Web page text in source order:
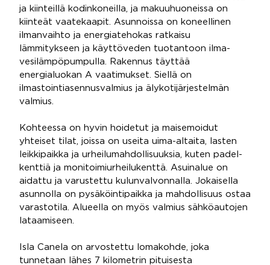
ja kiinteillä kodinkoneilla, ja makuuhuoneissa on
kiinteät vaatekaapit. Asunnoissa on koneellinen
ilmanvaihto ja energiatehokas ratkaisu
lämmitykseen ja käyttöveden tuotantoon ilma-
vesilämpöpumpulla. Rakennus täyttää
energialuokan A vaatimukset. Siellä on
ilmastointiasennusvalmius ja älykotijärjestelmän
valmius.
Kohteessa on hyvin hoidetut ja maisemoidut
yhteiset tilat, joissa on useita uima-altaita, lasten
leikkipaikka ja urheilumahdollisuuksia, kuten padel-
kenttiä ja monitoimiurheilukenttä. Asuinalue on
aidattu ja varustettu kulunvalvonnalla. Jokaisella
asunnolla on pysäköintipaikka ja mahdollisuus ostaa
varastotila. Alueella on myös valmius sähköautojen
lataamiseen.
Isla Canela on arvostettu lomakohde, joka
tunnetaan lähes 7 kilometrin pituisesta